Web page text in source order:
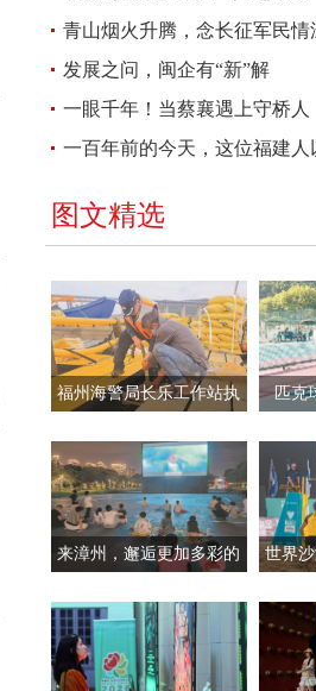
青山烟火升腾，念长征军民情
发展之问，闽企有“新”解
一眼千年！当蔡襄遇上守桥人
一百年前的今天，这位福建人
图文精选
福州海警局长乐工作站执
匹克
来漳州，邂逅更加多彩的
世界